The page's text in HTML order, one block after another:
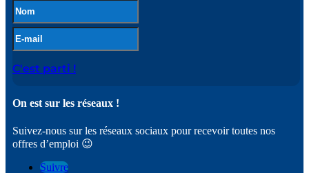
C'est parti !
On est sur les réseaux !
Suivez-nous sur les réseaux sociaux pour recevoir toutes nos
offres d’emploi 😉
Suivre